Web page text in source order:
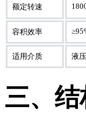
额定转速
容积效率
适用介质 液
三、